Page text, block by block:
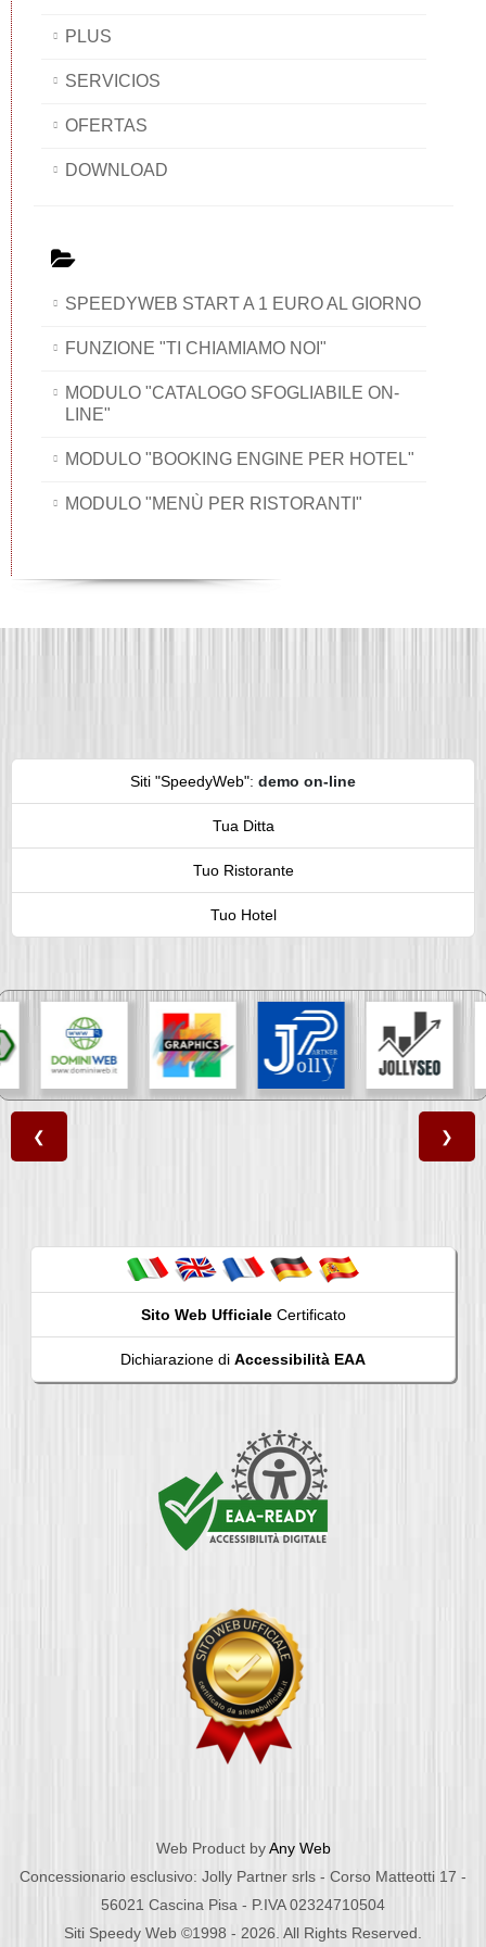
PLUS
SERVICIOS
OFERTAS
DOWNLOAD
SPEEDYWEB START A 1 EURO AL GIORNO
FUNZIONE "TI CHIAMIAMO NOI"
MODULO "CATALOGO SFOGLIABILE ON-
LINE"
MODULO "BOOKING ENGINE PER HOTEL"
MODULO "MENÙ PER RISTORANTI"
Siti "SpeedyWeb": demo on-line
Tua Ditta
Tuo Ristorante
Tuo Hotel
❮ ❯
Sito Web UfficialeCertificato
Dichiarazione di Accessibilità EAA
Web Product byAny Web
Concessionario esclusivo: Jolly Partner srls - Corso Matteotti 17 -
56021 Cascina Pisa - P.IVA 02324710504
Siti Speedy Web ©1998 - 2026. All Rights Reserved.